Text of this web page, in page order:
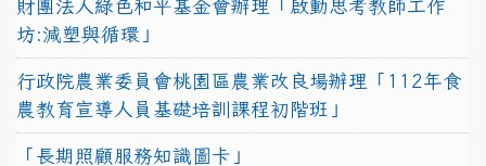
財團法人綠色和平基金會辦理「啟動思考教師工作
坊:減塑與循環」
行政院農業委員會桃園區農業改良場辦理「112年食
農教育宣導人員基礎培訓課程初階班」
「長期照顧服務知識圖卡」